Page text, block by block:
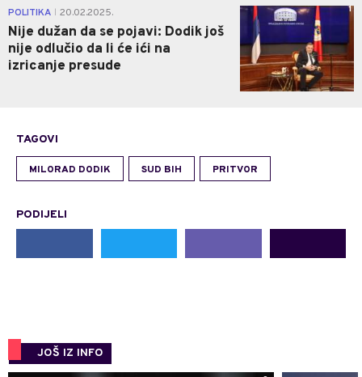
POLITIKA 20.02.2025.
Nije dužan da se pojavi: Dodik još
nije odlučio da li će ići na
izricanje presude
1
TAGOVI
MILORAD DODIK SUD BIH PRITVOR
PODIJELI
JOŠ IZ INFO